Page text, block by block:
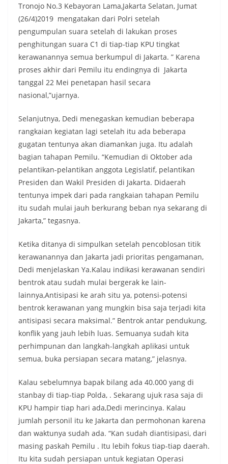
Tronojo No.3 Kebayoran Lama,Jakarta Selatan, Jumat
(26/4)2019 mengatakan dari Polri setelah
pengumpulan suara setelah di lakukan proses
penghitungan suara C1 di tiap-tiap KPU tingkat
kerawanannya semua berkumpul di Jakarta. ” Karena
proses akhir dari Pemilu itu endingnya di Jakarta
tanggal 22 Mei penetapan hasil secara
nasional,”ujarnya.
Selanjutnya, Dedi menegaskan kemudian beberapa
rangkaian kegiatan lagi setelah itu ada beberapa
gugatan tentunya akan diamankan juga. Itu adalah
bagian tahapan Pemilu. “Kemudian di Oktober ada
pelantikan-pelantikan anggota Legislatif, pelantikan
Presiden dan Wakil Presiden di Jakarta. Didaerah
tentunya impek dari pada rangkaian tahapan Pemilu
itu sudah mulai jauh berkurang beban nya sekarang di
Jakarta,” tegasnya.
Ketika ditanya di simpulkan setelah pencoblosan titik
kerawanannya dan Jakarta jadi prioritas pengamanan,
Dedi menjelaskan Ya.Kalau indikasi kerawanan sendiri
bentrok atau sudah mulai bergerak ke lain-
lainnya,Antisipasi ke arah situ ya, potensi-potensi
bentrok kerawanan yang mungkin bisa saja terjadi kita
antisipasi secara maksimal.” Bentrok antar pendukung,
konflik yang jauh lebih luas. Semuanya sudah kita
perhimpunan dan langkah-langkah aplikasi untuk
semua, buka persiapan secara matang,” jelasnya.
Kalau sebelumnya bapak bilang ada 40.000 yang di
stanbay di tiap-tiap Polda, . Sekarang ujuk rasa saja di
KPU hampir tiap hari ada,Dedi merincinya. Kalau
jumlah personil itu ke Jakarta dan permohonan karena
dan waktunya sudah ada. “Kan sudah diantisipasi, dari
masing paskah Pemilu . Itu lebih fokus tiap-tiap daerah.
Itu kita sudah persiapan untuk kegiatan Operasi